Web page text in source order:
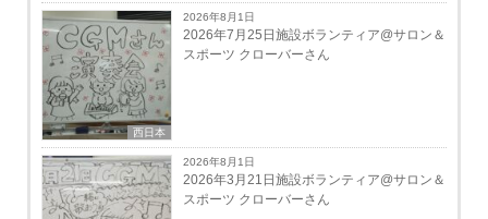
西日本
2026年8月1日
2026年7月25日施設ボランティア@サロン＆
スポーツ クローバーさん
2026年8月1日
2026年3月21日施設ボランティア@サロン＆
スポーツ クローバーさん